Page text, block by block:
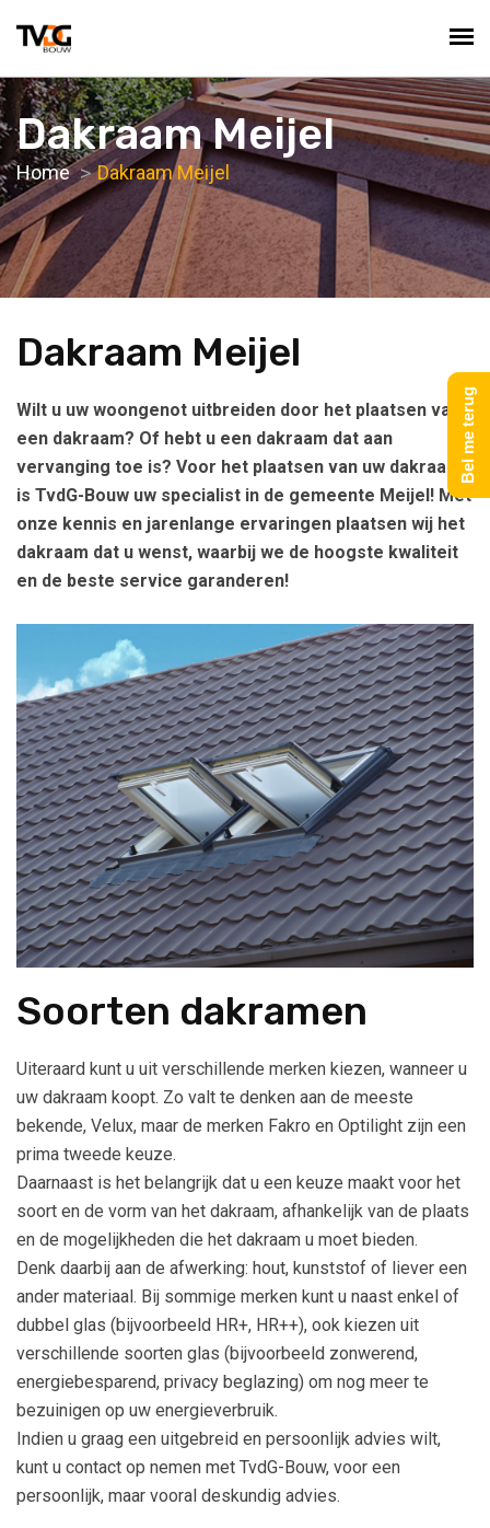
Dakraam Meijel
Home Dakraam Meijel
Dakraam Meijel
Wilt u uw woongenot uitbreiden door het plaatsen van
een dakraam? Of hebt u een dakraam dat aan
vervanging toe is? Voor het plaatsen van uw dakraam,
is TvdG-Bouw uw specialist in de gemeente Meijel! Met
onze kennis en jarenlange ervaringen plaatsen wij het
dakraam dat u wenst, waarbij we de hoogste kwaliteit
en de beste service garanderen!
Soorten dakramen
Uiteraard kunt u uit verschillende merken kiezen, wanneer u
uw dakraam koopt. Zo valt te denken aan de meeste
bekende, Velux, maar de merken Fakro en Optilight zijn een
prima tweede keuze.
Daarnaast is het belangrijk dat u een keuze maakt voor het
soort en de vorm van het dakraam, afhankelijk van de plaats
en de mogelijkheden die het dakraam u moet bieden.
Denk daarbij aan de afwerking: hout, kunststof of liever een
ander materiaal. Bij sommige merken kunt u naast enkel of
dubbel glas (bijvoorbeeld HR+, HR++), ook kiezen uit
verschillende soorten glas (bijvoorbeeld zonwerend,
energiebesparend, privacy beglazing) om nog meer te
bezuinigen op uw energieverbruik.
Indien u graag een uitgebreid en persoonlijk advies wilt,
kunt u contact op nemen met TvdG-Bouw, voor een
persoonlijk, maar vooral deskundig advies.
Bel me terug